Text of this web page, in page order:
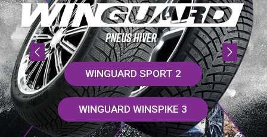
WINGUARD SPORT 2
WINGUARD WINSPIKE 3